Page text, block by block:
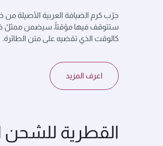
جرّب كرم الضيافة العربية الأصيلة من
ستتوقف فيها مؤقتاً، سيضمن ممثلُ
كالوقت الذي تقضيه على متن الطائرة.
اعرف المزيد
القطرية للشحن